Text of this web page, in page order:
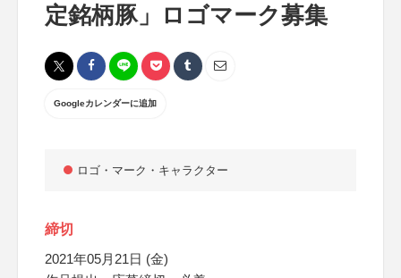
定銘柄豚」ロゴマーク募集
Googleカレンダーに追加
ロゴ・マーク・キャラクター
締切
2021年05月21日 (金)